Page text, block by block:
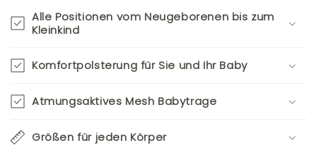
Alle Positionen vom Neugeborenen bis zum
Kleinkind
Komfortpolsterung für Sie und Ihr Baby
Atmungsaktives Mesh Babytrage
Größen für jeden Körper